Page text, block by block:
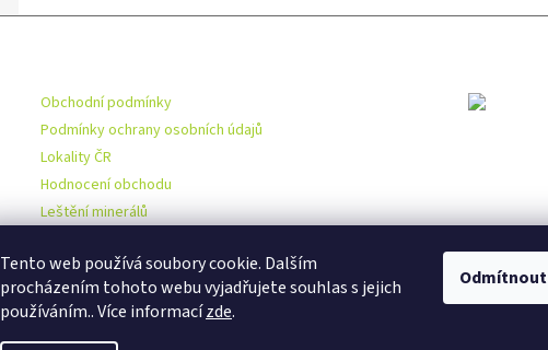
Tento web používá soubory cookie. Dalším
procházením tohoto webu vyjadřujete souhlas s jejich
používáním.. Více informacízde.
Odmítnout
Obchodní podmínky
Podmínky ochrany osobních údajů
Lokality ČR
Hodnocení obchodu
Leštění minerálů